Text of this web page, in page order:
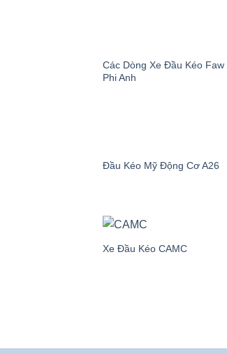
giải pháp
lưỡng về chất lượng,
Đối tác tin cậy
Chúng tôi tự hào là
Nhờ đó, khách hàng tại
thiện môi trường. Đây
Các Dòng Xe Đầu Kéo Faw
Phi Anh
Đầu Kéo Mỹ Động Cơ A26
Xe Đầu Kéo CAMC